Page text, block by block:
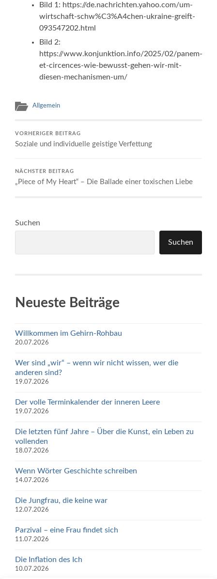
Bild 1: https://de.nachrichten.yahoo.com/um-
wirtschaft-schw%C3%A4chen-ukraine-greift-
093547202.html
Bild 2:
https://www.konjunktion.info/2025/02/panem-
et-circences-wie-bewusst-gehen-wir-mit-
diesen-mechanismen-um/
Allgemein
VORHERIGER BEITRAG
Soziale und individuelle geistige Verfettung
NÄCHSTER BEITRAG
„Piece of My Heart“ – Die Ballade einer toxischen Liebe
Suchen
Suchen
Neueste Beiträge
Willkommen im Gehirn-Rohbau
20.07.2026
Wer sind „wir“ – wenn wir nicht wissen, wer die
anderen sind?
19.07.2026
Der volle Terminkalender der inneren Leere
19.07.2026
Die letzten fünf Jahre – Über die Kunst, ein Leben zu
vollenden
18.07.2026
Wenn Wörter Geschichte schreiben
14.07.2026
Die Jungfrau, die keine war
12.07.2026
Parzival – eine Frau findet sich
11.07.2026
Die Inflation des Ich
10.07.2026